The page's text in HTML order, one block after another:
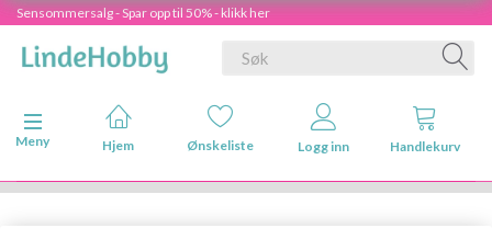
Sensommersalg - Spar opp til 50% - klikk her
Veksle navigasjon
Meny
Hjem Ønskeliste Logg inn Handlekurv